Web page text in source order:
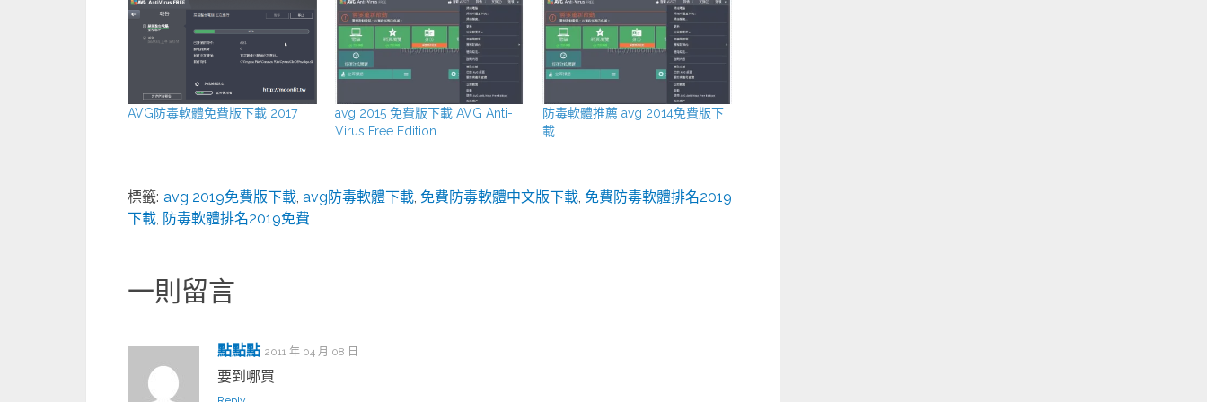
AVG防毒軟體免費版下載 2017
avg 2015 免費版下載 AVG Anti-
Virus Free Edition
防毒軟體推薦 avg 2014免費版下
載
標籤: avg 2019免費版下載 avg防毒軟體下載 免費防毒軟體中文版下載 免費防毒軟體排名2019
下載 防毒軟體排名2019免費
一則留言
點點點 2011 年 04 月 08 日
要到哪買